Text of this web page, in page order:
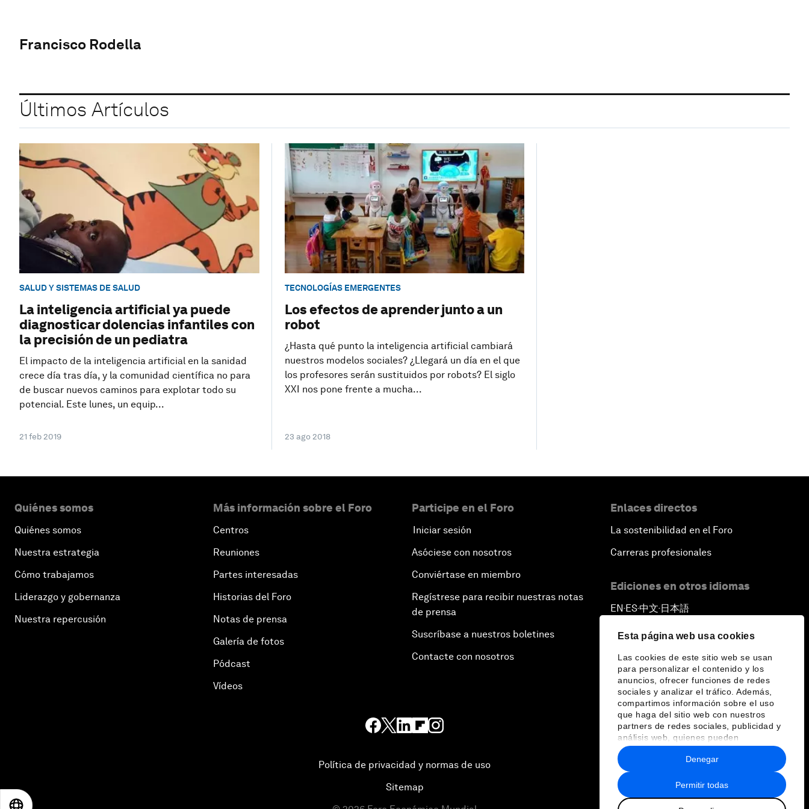
Esta página web usa cookies
Las cookies de este sitio web se usan
para personalizar el contenido y los
anuncios, ofrecer funciones de redes
sociales y analizar el tráfico. Además,
compartimos información sobre el uso
que haga del sitio web con nuestros
partners de redes sociales, publicidad y
análisis web, quienes pueden
combinarla con otra información que les
haya proporcionado o que hayan
recopilado a partir del uso que haya
hecho de sus servicios.
Permitir todas
Denegar
Francisco Rodella
Últimos Artículos
SALUD Y SISTEMAS DE SALUD
La inteligencia artificial ya puede
diagnosticar dolencias infantiles con
la precisión de un pediatra
El impacto de la inteligencia artificial en la sanidad
crece día tras día, y la comunidad científica no para
de buscar nuevos caminos para explotar todo su
potencial. Este lunes, un equip...
21 feb 2019
TECNOLOGÍAS EMERGENTES
Los efectos de aprender junto a un
robot
¿Hasta qué punto la inteligencia artificial cambiará
nuestros modelos sociales? ¿Llegará un día en el que
los profesores serán sustituidos por robots? El siglo
XXI nos pone frente a mucha...
23 ago 2018
Quiénes somos
Quiénes somos
Nuestra estrategia
Cómo trabajamos
Liderazgo y gobernanza
Nuestra repercusión
Más información sobre el Foro
Centros
Reuniones
Partes interesadas
Historias del Foro
Notas de prensa
Galería de fotos
Pódcast
Vídeos
Participe en el Foro
Iniciar sesión
Asóciese con nosotros
Conviértase en miembro
Regístrese para recibir nuestras notas
de prensa
Suscríbase a nuestros boletines
Contacte con nosotros
Enlaces directos
La sostenibilidad en el Foro
Carreras profesionales
Ediciones en otros idiomas
EN ▪ ES▪中文▪ 日本語
Política de privacidad y normas de uso
Sitemap